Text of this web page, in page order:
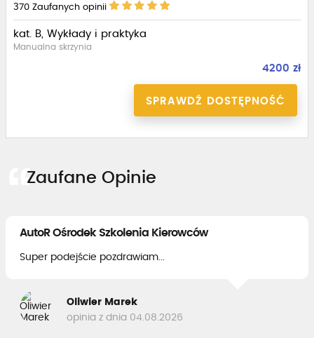
370 Zaufanych opinii
kat. B, Wykłady i praktyka
Manualna skrzynia
4200 zł
SPRAWDŹ DOSTĘPNOŚĆ
Zaufane Opinie
AutoR Ośrodek Szkolenia Kierowców
Super podejście pozdrawiam...
Oliwier Marek
opinia z dnia 04.08.2026